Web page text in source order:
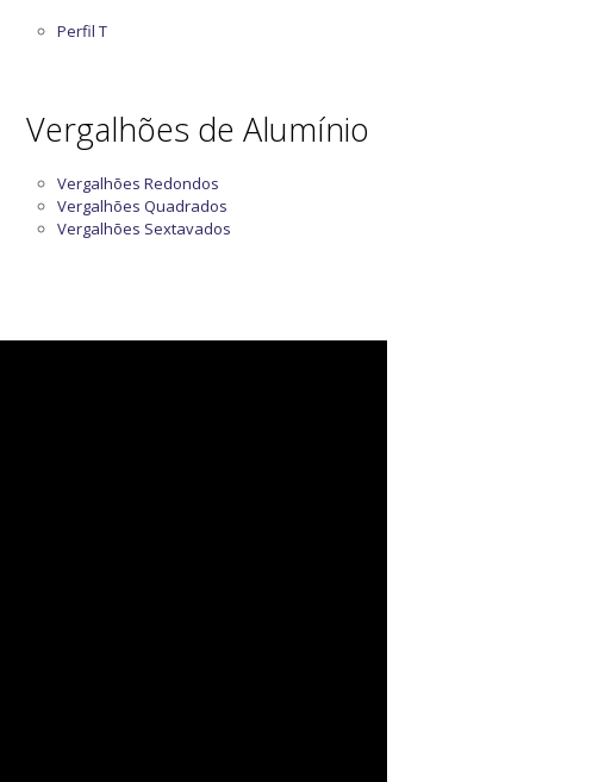
Perfil T
Vergalhões de Alumínio
Vergalhões Redondos
Vergalhões Quadrados
Vergalhões Sextavados